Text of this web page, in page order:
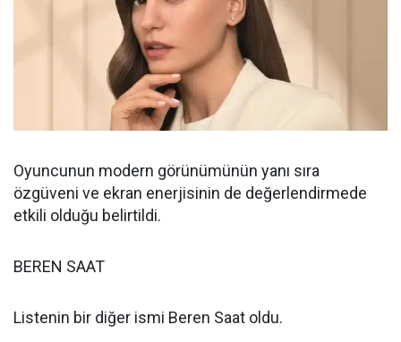
Oyuncunun modern görünümünün yanı sıra
özgüveni ve ekran enerjisinin de değerlendirmede
etkili olduğu belirtildi.
BEREN SAAT
Listenin bir diğer ismi Beren Saat oldu.